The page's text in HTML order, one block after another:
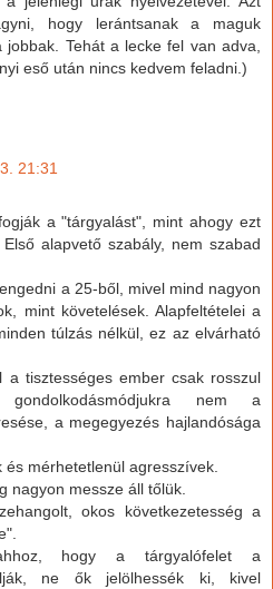
hogy lerántsanak a maguk
Tehát a lecke fel van adva,
eső után nincs kedvem feladni.)
21:31
a "tárgyalást", mint ahogy ezt
alapvető szabály, nem szabad
a 25-ből, mivel mind nagyon
mint követelések. Alapfeltételei a
túlzás nélkül, ez az elvárható
a tisztességes ember csak rosszul
nem a
a megegyezés hajlandósága
mérhetetlenül agresszívek.
nagyon messze áll tőlük.
okos következetesség a
hogy a tárgyalófelet a
ne ők jelölhessék ki, kivel